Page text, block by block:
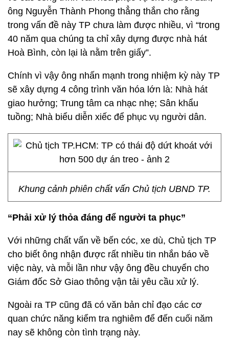
ông Nguyễn Thành Phong thẳng thắn cho rằng
trong vấn đề này TP chưa làm được nhiều, vì “trong
40 năm qua chúng ta chỉ xây dựng được nhà hát
Hoà Bình, còn lại là nằm trên giấy”.
Chính vì vậy ông nhấn mạnh trong nhiệm kỳ này TP
sẽ xây dựng 4 công trình văn hóa lớn là: Nhà hát
giao hưởng; Trung tâm ca nhạc nhẹ; Sân khẩu
tuồng; Nhà biểu diễn xiếc để phục vụ người dân.
Khung cảnh phiên chất vấn Chủ tịch UBND TP.
“Phải xử lý thỏa đáng để người ta phục”
Với những chất vấn về bến cóc, xe dù, Chủ tịch TP
cho biết ông nhận được rất nhiều tin nhắn báo về
việc này, và mỗi lần như vậy ông đều chuyển cho
Giám đốc Sở Giao thông vận tải yêu cầu xử lý.
Ngoài ra TP cũng đã có văn bản chỉ đạo các cơ
quan chức năng kiểm tra nghiêm để đến cuối năm
nay sẽ không còn tình trạng này.